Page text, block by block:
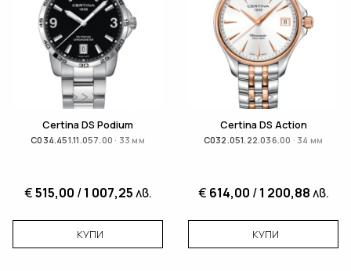
Certina DS Podium
C034.451.11.057.00 · 33 мм
€515,00 /1 007,25лв.
КУПИ
Certina DS Action
C032.051.22.036.00 · 34 мм
€ 614,00 /1 200,88лв.
КУПИ